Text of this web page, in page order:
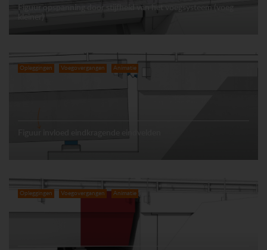
Figuur opspanning door stijfheid van het voegsysteem (voeg
Opleggingen Voegovergangen Animatie
Figuur invloed eindkragende eindvelden
Opleggingen Voegovergangen Animatie